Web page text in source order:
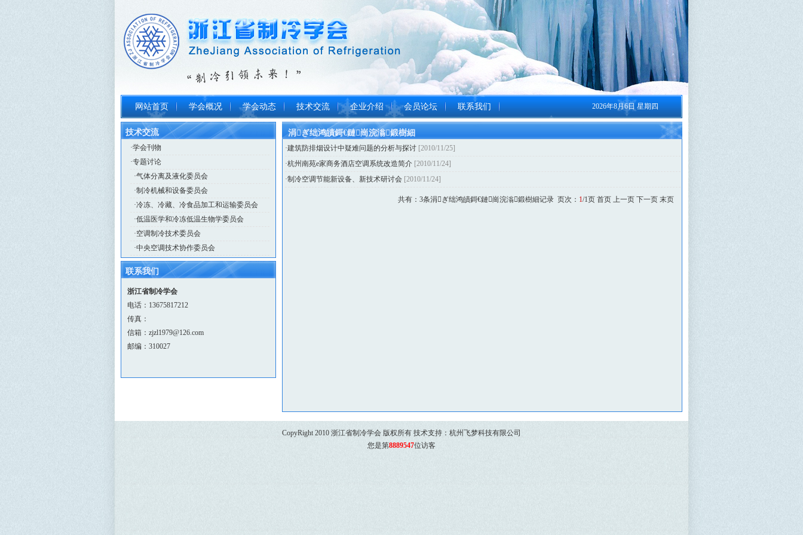
网站首页 学会概况 学会动态 技术交流 企业介绍 会员论坛 联系我们 2026年8月6日 星期四
技术交流
·学会刊物
·专题讨论
·气体分离及液化委员会
·制冷机械和设备委员会
·冷冻、冷藏、冷食品加工和运输委员会
·低温医学和冷冻低温生物学委员会
·空调制冷技术委员会
·中央空调技术协作委员会
联系我们
浙江省制冷学会
电话：13675817212
传真：
信箱：zjzl1979@126.com
邮编：310027
涓ぎ绌鸿皟鎶€鏈崗浣滃鍛樹細
·建筑防排烟设计中疑难问题的分析与探讨 [2010/11/25]
·杭州南苑e家商务酒店空调系统改造简介 [2010/11/24]
·制冷空调节能新设备、新技术研讨会 [2010/11/24]
共有：3条涓ぎ绌鸿皟鎶€鏈崗浣滃鍛樹細记录 页次： 1/1页 首页 上一页 下一页 末页
CopyRight 2010 浙江省制冷学会 版权所有 技术支持： 杭州飞梦科技有限公司
您是第8889547位访客